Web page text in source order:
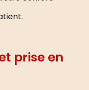
prise en